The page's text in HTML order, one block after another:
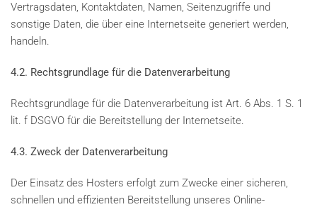
Vertragsdaten, Kontaktdaten, Namen, Seitenzugriffe und
sonstige Daten, die über eine Internetseite generiert werden,
handeln.
4.2. Rechtsgrundlage für die Datenverarbeitung
Rechtsgrundlage für die Datenverarbeitung ist Art. 6 Abs. 1 S. 1
lit. f DSGVO für die Bereitstellung der Internetseite.
4.3. Zweck der Datenverarbeitung
Der Einsatz des Hosters erfolgt zum Zwecke einer sicheren,
schnellen und effizienten Bereitstellung unseres Online-